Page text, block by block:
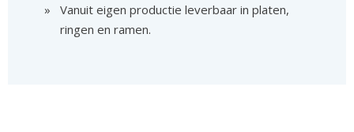
Vanuit eigen productie leverbaar in platen,
ringen en ramen.